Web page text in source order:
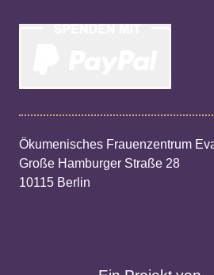
Ökumenisches Frauenzentrum
Große Hamburger Straße 28
10115 Berlin